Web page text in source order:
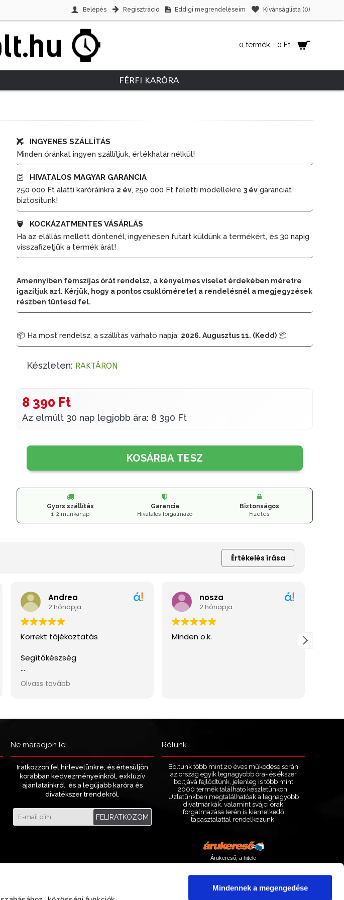
Mindennek a megengedése
Belépés Regisztráció Eddigi megrendeléseim Kívánságlista (0)
0 termék - 0 Ft
FÉRFI KARÓRA
INGYENES SZÁLLÍTÁS
Minden óránkat ingyen szállítjuk, értékhatár nélkül!
HIVATALOS MAGYAR GARANCIA
250 000 Ft alatti karóráinkra 2 év, 250 000 Ft feletti modellekre 3 év garanciát
biztosítunk!
KOCKÁZATMENTES VÁSÁRLÁS
Ha az elállás mellett döntenél, ingyenesen futárt küldünk a termékért, és 30 napig
visszafizetjük a termék árát!
Amennyiben fémszíjas órát rendelsz, a kényelmes viselet érdekében méretre
igazítjuk azt. Kérjük, hogy a pontos csuklóméretet a rendelésnél a megjegyzések
részben tüntesd fel.
📦 Ha most rendelsz, a szállítás várható napja: 2026. Augusztus 11. (Kedd) 📦
Készleten: RAKTÁRON
8 390 Ft
Az elmúlt 30 nap legjobb ára: 8 390 Ft
KOSÁRBA TESZ
Gyors szállítás
1-2 munkanap
Garancia
Hivatalos forgalmazó
Biztonságos
Fizetés
Ne maradjon le!
Iratkozzon fel hírlevelünkre, és értesüljön
korábban kedvezményeinkről, exkluzív
ajánlatainkról, és a legújabb karóra és
divatékszer trendekről.
FELIRATKOZOM
Rólunk
Boltunk több mint 20 éves működése során
az ország egyik legnagyobb óra- és ékszer
boltjává fejlődtünk, jelenleg is több mint
2000 termék található készletünkön.
Üzletünkben megtalálhatóak a legnagyobb
divatmárkák, valamint svájci órák
forgalmazása terén is kiemelkedő
tapasztalattal rendelkezünk.
Árukereső, a hitele